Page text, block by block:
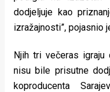
dodjeljuje kao
izražajnosti”, pojasnio
Njih tri večeras
nisu bile prisutne
koproducenta